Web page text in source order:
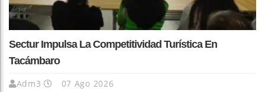
Sectur Impulsa La Competitividad Turística En
Tacámbaro
Adm3 07 Ago 2026